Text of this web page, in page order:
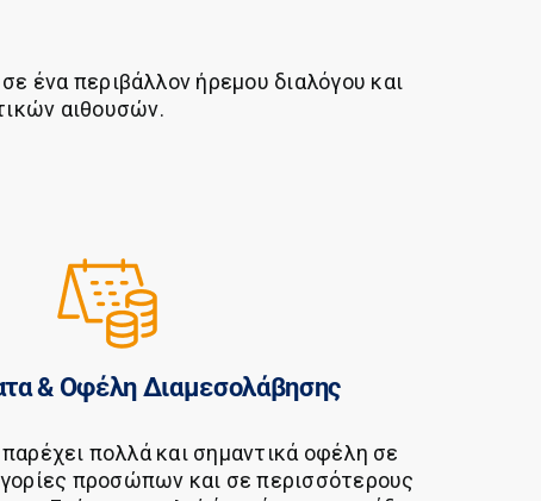
ένα περιβάλλον ήρεμου διαλόγου και
αιθουσών.
& Οφέλη Διαμεσολάβησης
πολλά και σημαντικά οφέλη σε
προσώπων και σε περισσότερους